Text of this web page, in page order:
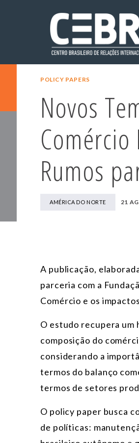
POLICY PAPERS
Novos
Rumos
AMÉRICA DO NORTE 21
A publicação,
parceria com a
Comércio e os
O estudo recupera um
composição do
considerando a
termos do balanço
termos de setores
O policy paper busca
de políticas: